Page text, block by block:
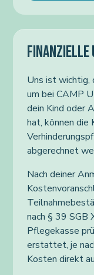
FINANZIELLE
Uns ist wichtig,
um bei CAMP
dein Kind oder
hat, können die
abgerechnet
Nach deiner
nach § 39 SGB
Pflegekasse
erstattet, je
Kosten direkt